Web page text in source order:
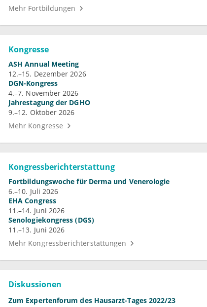
Mehr Fortbildungen
Kongresse
ASH Annual Meeting
12.–15. Dezember 2026
DGN-Kongress
4.–7. November 2026
Jahrestagung der DGHO
9.–12. Oktober 2026
Mehr Kongresse
Kongressberichterstattung
Fortbildungswoche für Derma und Venerologie
6.–10. Juli 2026
EHA Congress
11.–14. Juni 2026
Senologiekongress (DGS)
11.–13. Juni 2026
Mehr Kongressberichterstattungen
Diskussionen
Zum Expertenforum des Hausarzt-Tages 2022/23